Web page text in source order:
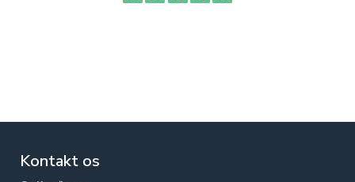
Kontakt os